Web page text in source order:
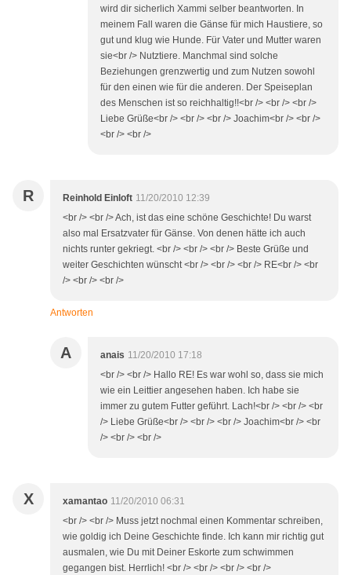
wird dir sicherlich Xammi selber beantworten. In
meinem Fall waren die Gänse für mich Haustiere, so
gut und klug wie Hunde. Für Vater und Mutter waren
sie<br /> Nutztiere. Manchmal sind solche
Beziehungen grenzwertig und zum Nutzen sowohl
für den einen wie für die anderen. Der Speiseplan
des Menschen ist so reichhaltig!!<br /> <br /> <br />
Liebe Grüße<br /> <br /> <br /> Joachim<br /> <br />
<br /> <br />
R Reinhold Einloft 11/20/2010 12:39
<br /> <br /> Ach, ist das eine schöne Geschichte! Du warst
also mal Ersatzvater für Gänse. Von denen hätte ich auch
nichts runter gekriegt. <br /> <br /> <br /> Beste Grüße und
weiter Geschichten wünscht <br /> <br /> <br /> RE<br /> <br
/> <br /> <br />
Antworten
A anais 11/20/2010 17:18
<br /> <br /> Hallo RE! Es war wohl so, dass sie mich
wie ein Leittier angesehen haben. Ich habe sie
immer zu gutem Futter geführt. Lach!<br /> <br /> <br
/> Liebe Grüße<br /> <br /> <br /> Joachim<br /> <br
/> <br /> <br />
X xamantao 11/20/2010 06:31
<br /> <br /> Muss jetzt nochmal einen Kommentar schreiben,
wie goldig ich Deine Geschichte finde. Ich kann mir richtig gut
ausmalen, wie Du mit Deiner Eskorte zum schwimmen
gegangen bist. Herrlich! <br /> <br /> <br /> <br />